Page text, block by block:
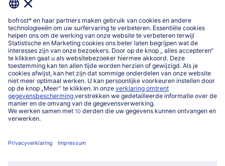
Thüringer braadworsten Paella met kip en groenten